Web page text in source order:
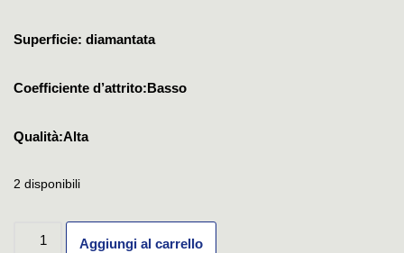
Superficie: diamantata
Coefficiente d’attrito:Basso
Qualità:Alta
2 disponibili
Aggiungi al carrello